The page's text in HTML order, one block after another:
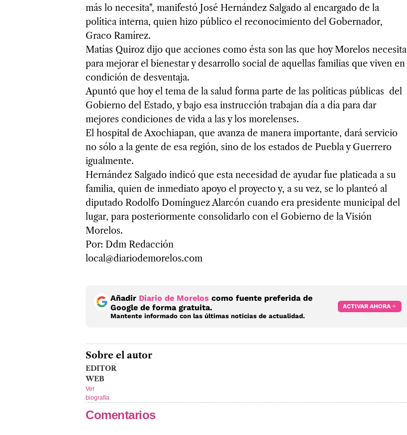
más lo necesita", manifestó José Hernández Salgado al encargado de la
política interna, quien hizo público el reconocimiento del Gobernador,
Graco Ramírez.
Matías Quiroz dijo que acciones como ésta son las que hoy Morelos necesita
para mejorar el bienestar y desarrollo social de aquellas familias que viven en
condición de desventaja.
Apuntó que hoy el tema de la salud forma parte de las políticas públicas del
Gobierno del Estado, y bajo esa instrucción trabajan día a día para dar
mejores condiciones de vida a las y los morelenses.
El hospital de Axochiapan, que avanza de manera importante, dará servicio
no sólo a la gente de esa región, sino de los estados de Puebla y Guerrero
igualmente.
Hernández Salgado indicó que esta necesidad de ayudar fue platicada a su
familia, quien de inmediato apoyo el proyecto y, a su vez, se lo planteó al
diputado Rodolfo Domínguez Alarcón cuando era presidente municipal del
lugar, para posteriormente consolidarlo con el Gobierno de la Visión
Morelos.
Por: Ddm Redacción
local@diariodemorelos.com
Añadir Diario de Morelos como fuente preferida de
Google de forma gratuita.
Mantente informado con las últimas noticias de actualidad.
ACTIVAR AHORA
Sobre el autor
EDITOR
WEB
Ver
biografía
Comentarios